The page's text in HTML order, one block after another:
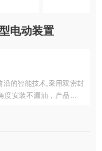
电动装置
沿的智能技术,采用双密封
安装不漏油，产品的防